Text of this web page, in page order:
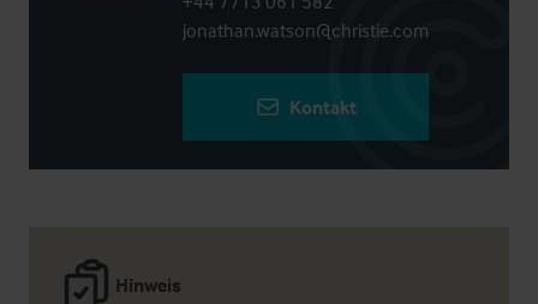
Hinweis
jonathan.watson@christie.com
Kontakt